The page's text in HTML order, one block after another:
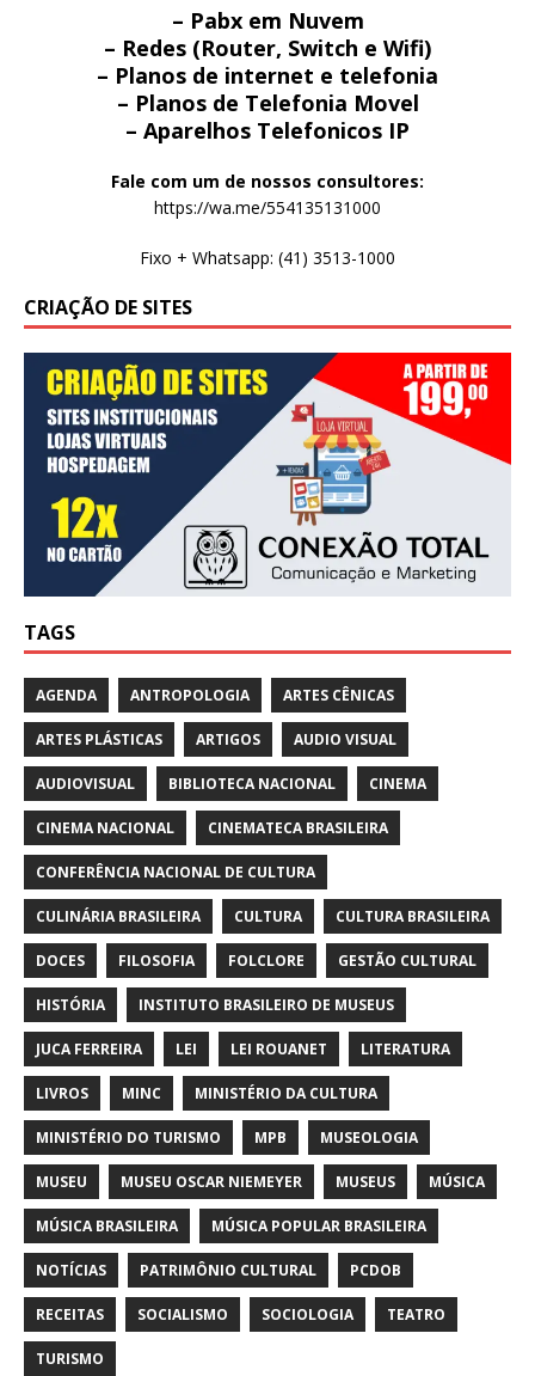
– Pabx em Nuvem
– Redes (Router, Switch e Wifi)
– Planos de internet e telefonia
– Planos de Telefonia Movel
– Aparelhos Telefonicos IP
Fale com um de nossos consultores:
https://wa.me/554135131000
Fixo + Whatsapp: (41) 3513-1000
CRIAÇÃO DE SITES
TAGS
AGENDA ANTROPOLOGIA ARTES CÊNICAS
ARTES PLÁSTICAS ARTIGOS AUDIO VISUAL
AUDIOVISUAL BIBLIOTECA NACIONAL CINEMA
CINEMA NACIONAL CINEMATECA BRASILEIRA
CONFERÊNCIA NACIONAL DE CULTURA
CULINÁRIA BRASILEIRA CULTURA CULTURA BRASILEIRA
DOCES FILOSOFIA FOLCLORE GESTÃO CULTURAL
HISTÓRIA INSTITUTO BRASILEIRO DE MUSEUS
JUCA FERREIRA LEI LEI ROUANET LITERATURA
LIVROS MINC MINISTÉRIO DA CULTURA
MINISTÉRIO DO TURISMO MPB MUSEOLOGIA
MUSEU MUSEU OSCAR NIEMEYER MUSEUS MÚSICA
MÚSICA BRASILEIRA MÚSICA POPULAR BRASILEIRA
NOTÍCIAS PATRIMÔNIO CULTURAL PCDOB
RECEITAS SOCIALISMO SOCIOLOGIA TEATRO
TURISMO